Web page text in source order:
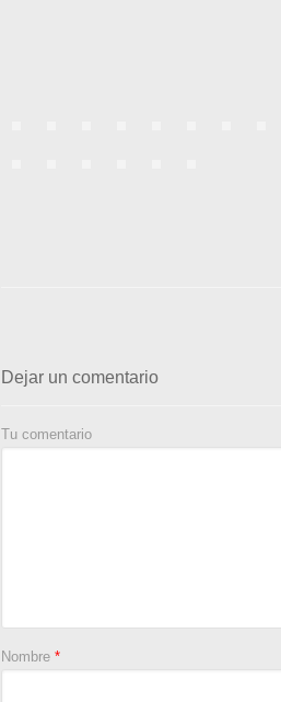
Dejar un comentario
Tu comentario
Nombre *